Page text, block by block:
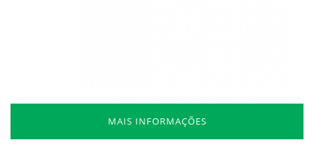
MAIS INFORMAÇÕES